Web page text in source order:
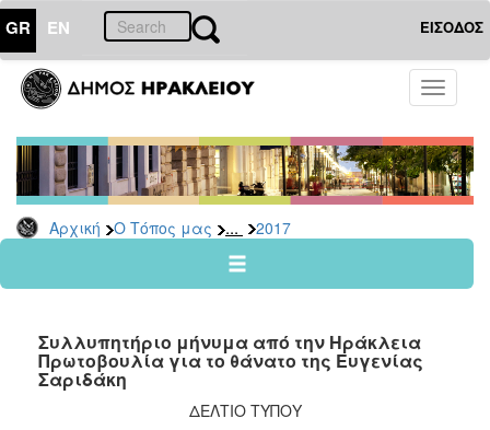
GR EN ΕΙΣΟΔΟΣ
Toggle
Αρχική Ο Τόπος μας ... 2017
ΤΟΠΟΣ
ΜΑΣ
Ανακοινώσεις
Αρχείο
2026
2024
2022
2021
Συλλυπητήριο μήνυμα από την Ηράκλεια
Πρωτοβουλία για το θάνατο της Ευγενίας
Σαριδάκη
ΔΕΛΤΙΟ ΤΥΠΟΥ